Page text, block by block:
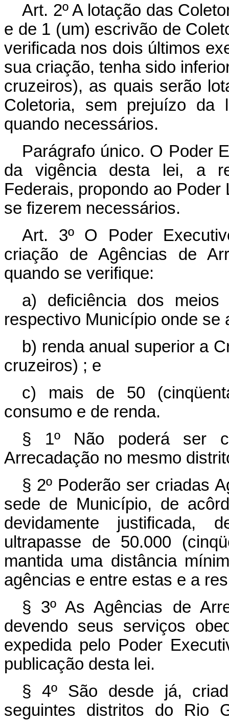
Art. 2º A lotação das
e de 1 (um) escrivão de
verificada nos dois últimos
sua criação, tenha sido
cruzeiros), as quais serão
Coletoria, sem prejuízo da
quando necessários.
Parágrafo único. O Poder
da vigência desta lei, a
Federais, propondo ao
se fizerem necessários.
Art. 3º O Poder
criação de Agências de
quando se verifique:
a) deficiência dos
respectivo Município onde se
b) renda anual superior a
cruzeiros) ; e
c) mais de 50
consumo e de renda.
§ 1º Não poderá ser
Arrecadação no mesmo
§ 2º Poderão ser criadas
sede de Município, de
devidamente justificada,
ultrapasse de 50.000
mantida uma distância
agências e entre estas e a
§ 3º As Agências de
devendo seus serviços
expedida pelo Poder
publicação desta lei.
§ 4º São desde já,
seguintes distritos do Rio